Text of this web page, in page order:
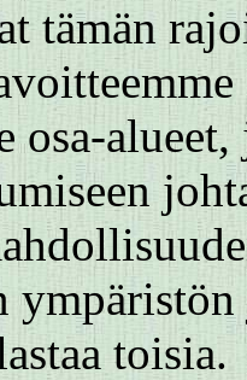
tämän
osa-
toisia.